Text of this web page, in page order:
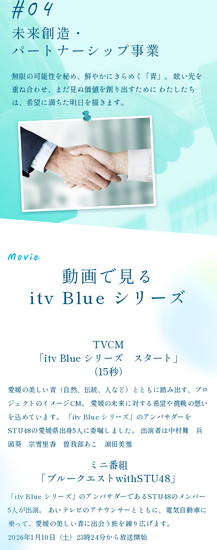
未来創造・
パートナーシップ事業
無限の可能性を秘め、鮮やかにきらめく「青」。
眩い光を
重ね合わせ、まだ見ぬ価値を創り出すために わたしたち
は、希望に満ちた明日を描きます。
動画で見る
itv Blue シリーズ
TVCM
「itv Blue シリーズ スタート」
（15秒）
愛媛の美しい青（自然、伝統、人など）とともに踏み出す、プロ
ジェクトのイメージCM。 愛媛の未来に対する希望や挑戦の想い
を込めています。 「itv Blue シリーズ」のアンバサダーを
STU48の愛媛県出身5人に委嘱しました。 出演者は中村舞 兵
頭葵 宗雪里香 曽我部あこ 濵田美惟
ミニ番組
「ブルークエストwithSTU48」
「itv Blue シリーズ」のアンバサダーであるSTU48のメンバー
5人が出演。 あいテレビのアナウンサーとともに、電気自動車に
乗って、愛媛の美しい青に出会う旅を繰り広げます。
2026年1月10日（土）23時24分から放送開始